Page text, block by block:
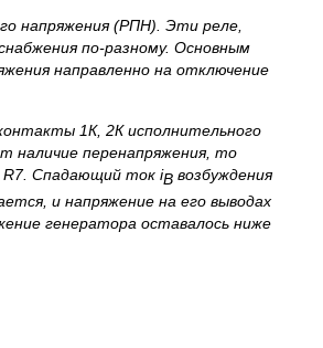
напряжения (РПН). Эти реле,
по-разному. Основным
направленно на отключение
1К, 2К исполнительного
наличие перенапряжения, то
R7. Спадающий ток iB возбуждения
и напряжение на его выводах
генератора оставалось ниже